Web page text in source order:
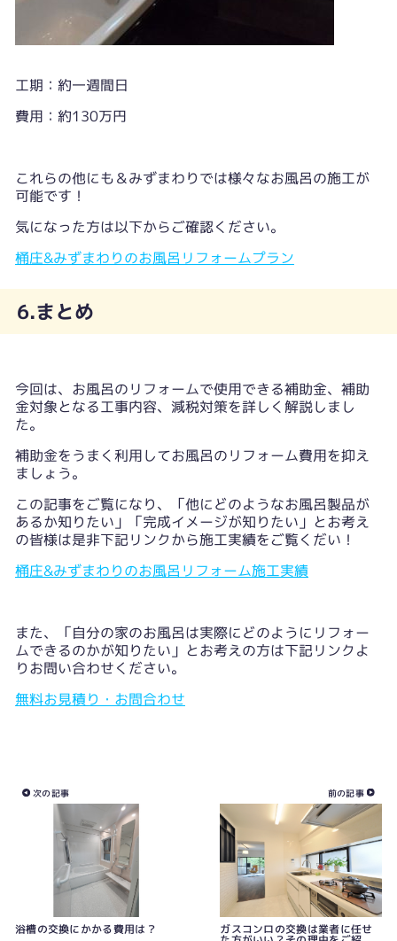
工期：約一週間日
費用：約130万円
これらの他にも＆みずまわりでは様々なお風呂の施工が
可能です！
気になった方は以下からご確認ください。
桶庄&みずまわりのお風呂リフォームプラン
6.まとめ
今回は、お風呂のリフォームで使用できる補助金、補助
金対象となる工事内容、減税対策を詳しく解説しまし
た。
補助金をうまく利用してお風呂のリフォーム費用を抑え
ましょう。
この記事をご覧になり、「他にどのようなお風呂製品が
あるか知りたい」「完成イメージが知りたい」とお考え
の皆様は是非下記リンクから施工実績をご覧くだい！
桶庄&みずまわりのお風呂リフォーム施工実績
また、「自分の家のお風呂は実際にどのようにリフォー
ムできるのかが知りたい」とお考えの方は下記リンクよ
りお問い合わせください。
無料お見積り・お問合わせ
次の記事
浴槽の交換にかかる費用は？
前の記事
ガスコンロの交換は業者に任せ